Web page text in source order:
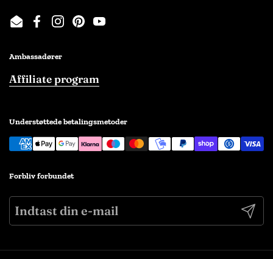
EmailFacebook
Instagram
PinterestYouTube
Ambassadører
Affiliate program
Understøttede betalingsmetoder
Forbliv forbundet